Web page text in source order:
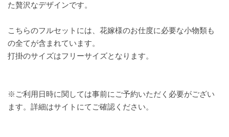
た贅沢なデザインです。
こちらのフルセットには、花嫁様のお仕度に必要な小物類も
の全てが含まれています。
打掛のサイズはフリーサイズとなります。
※ご利用日時に関しては事前にご予約いただく必要がござい
ます。詳細はサイトにてご確認ください。